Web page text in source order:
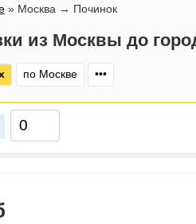
» Москва → Починок
из Москвы до
по Москве •••